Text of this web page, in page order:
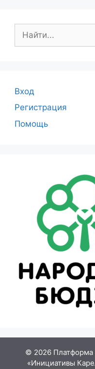
Вход
Регистрация
Помощь
© 2026 Платформа
«Инициативы